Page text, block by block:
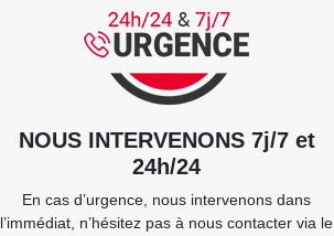
NOUS INTERVENONS 7j/7 et
24h/24
En cas d’urgence, nous intervenons dans
l’immédiat, n’hésitez pas à nous contacter via le